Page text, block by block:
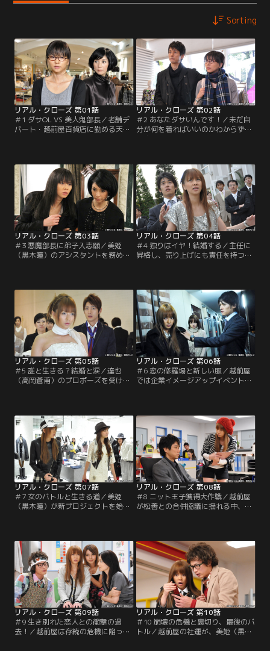
Sorting
リアル・クローズ 第01話
＃1 ダサOL VS 美人鬼部長／老舗デ
パート・越前屋百貨店に勤める天野
の名前を耳にする。パリで活躍する
マダム・ミキこと神保美姫（黒木
瞳）は、百貨店やファッションブラ
ンドのプロデュースを手がけるファ
ッション業界のカリスマだった。
リアル・クローズ 第02話
＃2 あなたダサいんです！／未だ自
分が何を着ればいいのかわからず、
かり。そんな中、美姫（黒木瞳）が
企画したアクセサリーフェアで凌
（加藤夏希）のアシスタントを担当
することを命じられる。追い詰めら
れた絹恵は、口先だけのセールスト
ークで…。
リアル・クローズ 第03話
＃3 悪魔部長に弟子入志願／美姫
（黒木瞳）のアシスタントを務める
示に追われる。そんな中、老舗スト
ッキングメーカーの専務取締役・水
嶋知子（片平なぎさ）が新しいドレ
スを選んで欲しいと美姫を訪ねてき
たが、優作（西島秀俊）はこの訪問
に別の思惑があると話す。
リアル・クローズ 第04話
＃4 独りはイヤ！結婚する／主任に
昇格し、売り上げにも責任を持つ立
絹恵のマネージャー研修は、優作
（西島秀俊）のもとでのバイヤー修
行から始まった。秋物商品の在庫処
分を命じられ、凌（加藤夏希）らと
相談するうち、売れ残った商品に客
が手を出さない理由に気づき…。
リアル・クローズ 第05話
＃5 誰と生きる？結婚と涙／達也
（高岡蒼甫）のプロポーズを受け入
スが美姫（黒木瞳）に採用され、商
品化が決定。PRのために開催される
ブライダルフェアーの企画チームに
抜擢されてしまう。越前屋での最後
の仕事になると腹をくくった絹恵
は…。
リアル・クローズ 第06話
＃6 恋の修羅場と新しい服／越前屋
では企業イメージアップイベントと
営戦略部の尾崎（田中哲司）は、美
姫が率いる婦人服部門に担当を押し
つけた。スケジュールに余裕のない
中、美姫はスタッフから企画を募
る。
リアル・クローズ 第07話
＃7 女のバトルと生きる道／美姫
（黒木瞳）が新プロジェクトを始
るカリスマ販売員・小西まみ（中別
府葵）に出会う。絹恵は有能なまみ
に重要な仕事を任せようとするが、
まみは失敗すればクビを切られかね
ないと渋り、仕事を引き受けようと
しない。
リアル・クローズ 第08話
＃8 ニット王子獲得大作戦／越前屋
が松善との合併協議に揺れる中、優
ことを意味していた。美姫（黒木
瞳）は新しいニット商品のプロジェ
クトを立ち上げ、ニットデザイナ
ー・双葉公彦（中村靖日）との交渉
を絹恵（香里奈）に託す。
リアル・クローズ 第09話
＃9 生き別れた恋人との衝撃の過
去！／越前屋は存続の危機に陥って
リアル・クローズ 第10話
＃10 崩壊の危機と裏切り、最後のバ
トル／越前屋の社運が、美姫（黒木